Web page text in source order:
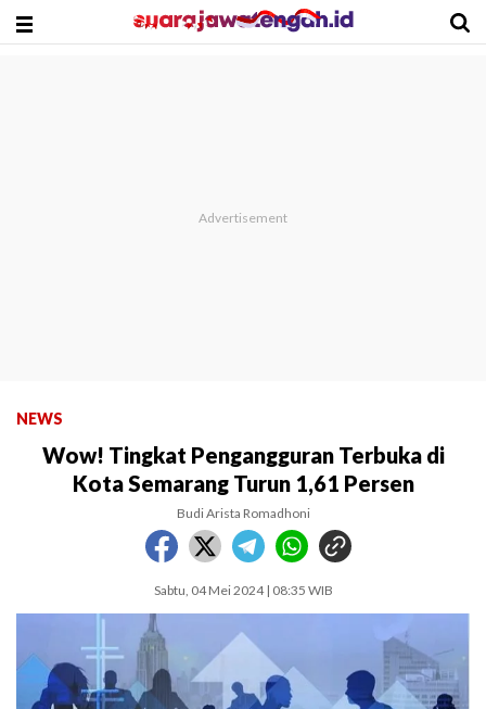
NEWS
Wow! Tingkat Pengangguran Terbuka di
Kota Semarang Turun 1,61 Persen
Budi Arista Romadhoni
Sabtu, 04 Mei 2024 | 08:35 WIB